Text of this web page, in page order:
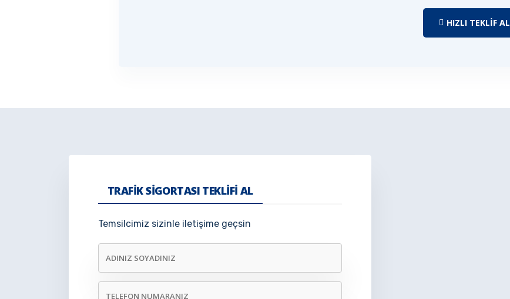
HIZLI TEKLIF AL
TRAFIK SIGORTASI TEKLIFI AL
Temsilcimiz sizinle iletişime geçsin